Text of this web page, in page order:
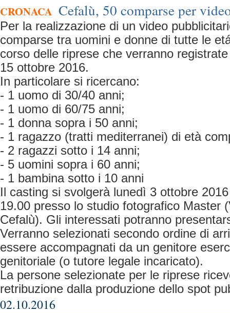
CRONACA Cefalù, 50 comparse per
Per la realizzazione di un video
comparse tra uomini e donne di tutte le
corso delle riprese che verranno
15 ottobre 2016.
In particolare si ricercano:
- 1 uomo di 30/40 anni;
- 1 uomo di 60/75 anni;
- 1 donna sopra i 50 anni;
- 1 ragazzo (tratti mediterranei) di età
- 2 ragazzi sotto i 14 anni;
- 5 uomini sopra i 60 anni;
- 1 bambina sotto i 10 anni
Il casting si svolgerà lunedì 3 ottobre
19.00 presso lo studio fotografico Master
Cefalù). Gli interessati potranno
Verranno selezionati secondo ordine di
essere accompagnati da un genitore
genitoriale (o tutore legale incaricato).
La persone selezionate per le riprese
retribuzione dalla produzione dello spot
02.10.2016